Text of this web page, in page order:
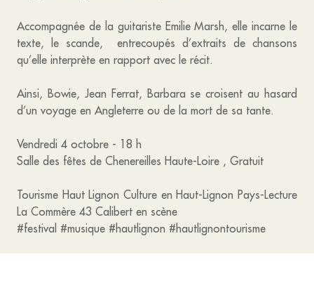
Accompagnée de la guitariste Emilie Marsh, elle incarne le
texte, le scande, entrecoupés d’extraits de chansons
qu’elle interprète en rapport avec le récit.
Ainsi, Bowie, Jean Ferrat, Barbara se croisent au hasard
d’un voyage en Angleterre ou de la mort de sa tante.
Vendredi 4 octobre - 18 h
Salle des fêtes de Chenereilles Haute-Loire , Gratuit
Tourisme Haut Lignon Culture en Haut-Lignon Pays-Lecture
La Commère 43 Calibert en scène
#festival #musique #hautlignon #hautlignontourisme